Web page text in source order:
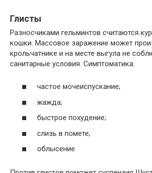
Глисты
Разносчиками гельминтов считаются
кошки. Массовое заражение может
крольчатнике и на месте выгула не
санитарные условия. Симптоматика:
частое мочеиспускание;
жажда;
быстрое похудение;
слизь в помете;
облысение.